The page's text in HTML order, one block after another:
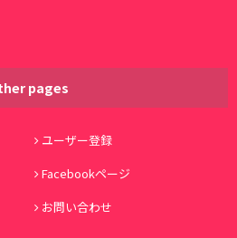
pages
ユーザー登録
Facebookページ
お問い合わせ